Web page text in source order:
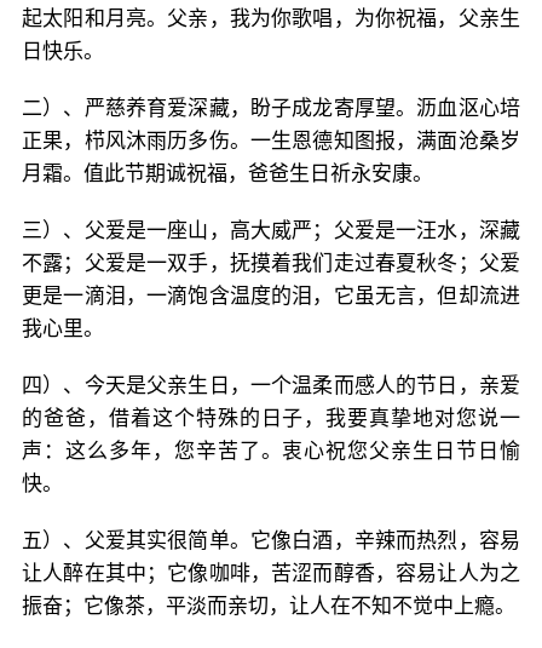
起太阳和月亮。父亲，我为你歌唱，为你祝福，父亲生
日快乐。
二）、严慈养育爱深藏，盼子成龙寄厚望。沥血沤心培
正果，栉风沐雨历多伤。一生恩德知图报，满面沧桑岁
月霜。值此节期诚祝福，爸爸生日祈永安康。
三）、父爱是一座山，高大威严；父爱是一汪水，深藏
不露；父爱是一双手，抚摸着我们走过春夏秋冬；父爱
更是一滴泪，一滴饱含温度的泪，它虽无言，但却流进
我心里。
四）、今天是父亲生日，一个温柔而感人的节日，亲爱
的爸爸，借着这个特殊的日子，我要真挚地对您说一
声：这么多年，您辛苦了。衷心祝您父亲生日节日愉
快。
五）、父爱其实很简单。它像白酒，辛辣而热烈，容易
让人醉在其中；它像咖啡，苦涩而醇香，容易让人为之
振奋；它像茶，平淡而亲切，让人在不知不觉中上瘾。